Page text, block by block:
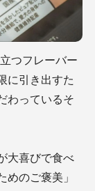
つフレーバー
に引き出すた
わっているそ
大喜びで食べ
のご褒美」